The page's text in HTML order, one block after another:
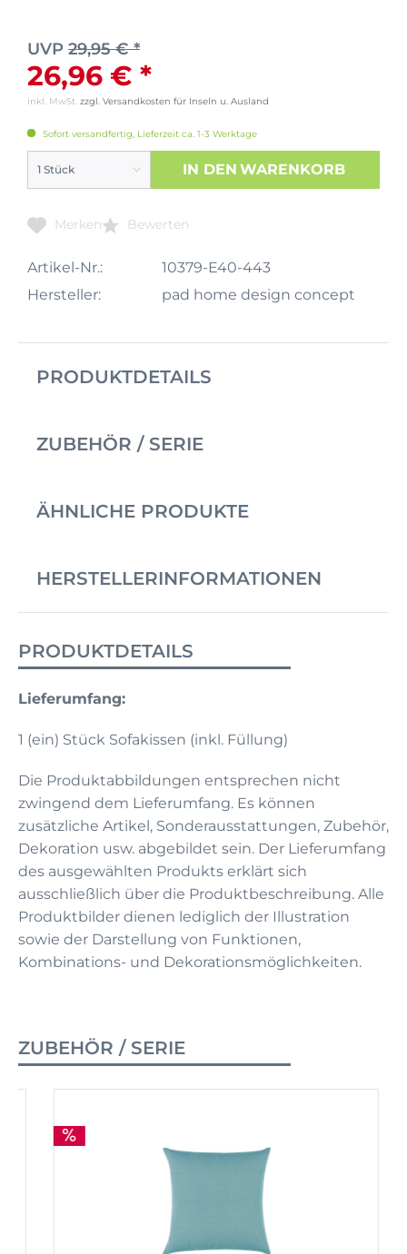
UVP 29,95 € *
26,96 € *
inkl. MwSt. zzgl. Versandkosten für Inseln u. Ausland
Sofort versandfertig, Lieferzeit ca. 1-3 Werktage
IN DEN WARENKORB
Merken Bewerten
Artikel-Nr.:
10379-E40-443
Hersteller:
pad home design concept
PRODUKTDETAILS
ZUBEHÖR / SERIE
ÄHNLICHE PRODUKTE
HERSTELLERINFORMATIONEN
PRODUKTDETAILS
Lieferumfang:
1 (ein) Stück Sofakissen (inkl. Füllung)
Die Produktabbildungen entsprechen nicht
zwingend dem Lieferumfang. Es können
zusätzliche Artikel, Sonderausstattungen, Zubehör,
Dekoration usw. abgebildet sein. Der Lieferumfang
des ausgewählten Produkts erklärt sich
ausschließlich über die Produktbeschreibung. Alle
Produktbilder dienen lediglich der Illustration
sowie der Darstellung von Funktionen,
Kombinations- und Dekorationsmöglichkeiten.
ZUBEHÖR / SERIE